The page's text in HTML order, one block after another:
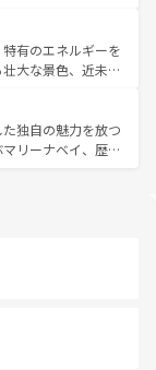
ーヒーなどは、ぜ
もあたたかい人々
れられない旅にな
マイなどの山岳地
トやクラビの美し
できる。タイ料理
にも異なる楽しみ
、仏教を中心とし
る旅人を魅了し続
有のエネルギーを
大な景色、近未来
スポットが密集し
魅力。息をのむよ
存分に楽しみ尽く
独自の魅力を放つ
リーナベイ、歴史
外せないスポット